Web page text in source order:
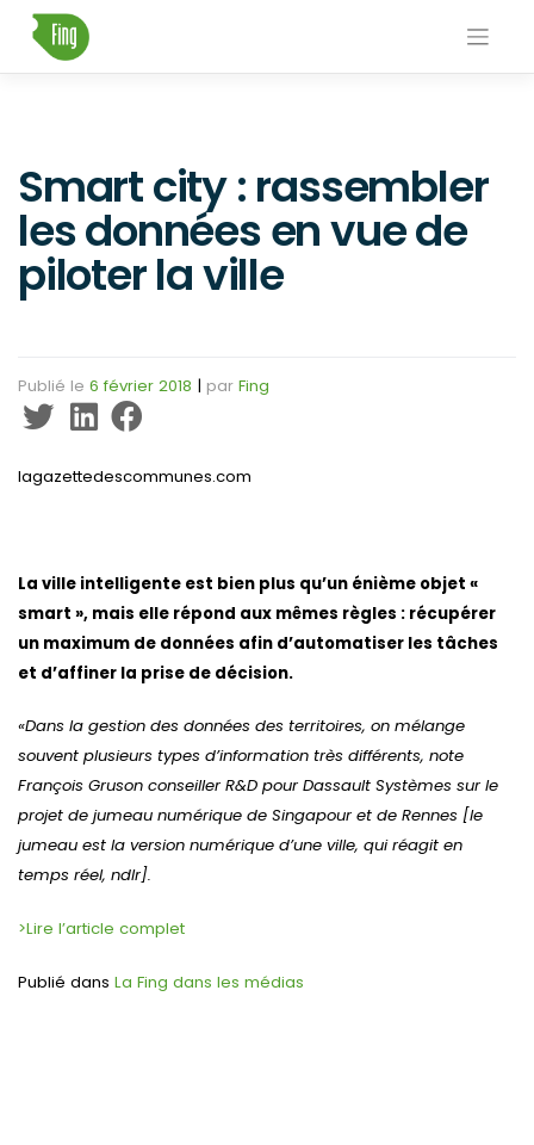
content
Smart city : rassembler
les données en vue de
piloter la ville
Publié le 6 février 2018 | par Fing
lagazettedescommunes.com
La ville intelligente est bien plus qu’un énième objet «
smart », mais elle répond aux mêmes règles : récupérer
un maximum de données afin d’automatiser les tâches
et d’affiner la prise de décision.
«Dans la gestion des données des territoires, on mélange
souvent plusieurs types d’information très différents, note
François Gruson conseiller R&D pour Dassault Systèmes sur le
projet de jumeau numérique de Singapour et de Rennes [le
jumeau est la version numérique d’une ville, qui réagit en
temps réel, ndlr].
>Lire l’article complet
Publié dans La Fing dans les médias